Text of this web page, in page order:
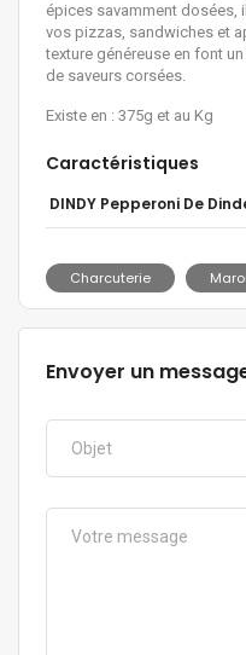
épices savamment dosées,
vos pizzas, sandwiches et
texture généreuse en font
de saveurs corsées.
Existe en : 375g et au Kg
Caractéristiques
DINDY Pepperoni De
Charcuterie
Envoyer un